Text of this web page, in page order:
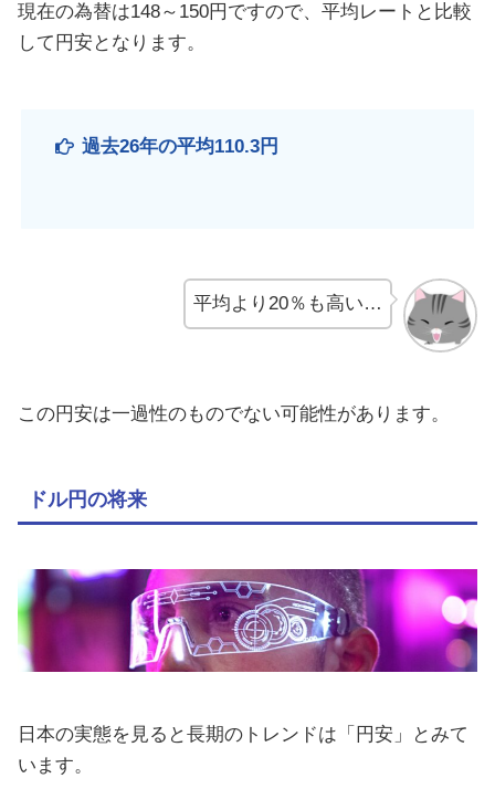
現在の為替は148～150円ですので、平均レートと比較
して円安となります。
過去26年の平均110.3円
平均より20％も高い…
この円安は一過性のものでない可能性があります。
ドル円の将来
日本の実態を見ると長期のトレンドは「円安」とみて
います。